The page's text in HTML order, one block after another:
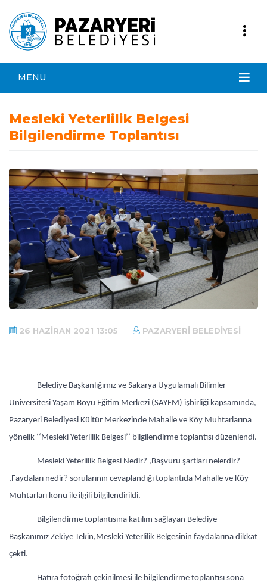
MENÜ
Mesleki Yeterlilik Belgesi
Bilgilendirme Toplantısı
26 HAZIRAN 2021 13:05 PAZARYERI BELEDIYESI
Belediye Başkanlığımız ve Sakarya Uygulamalı Bilimler
Üniversitesi Yaşam Boyu Eğitim Merkezi (SAYEM) işbirliği kapsamında,
Pazaryeri Belediyesi Kültür Merkezinde Mahalle ve Köy Muhtarlarına
yönelik ‘‘Mesleki Yeterlilik Belgesi’’ bilgilendirme toplantısı düzenlendi.
Mesleki Yeterlilik Belgesi Nedir? ,Başvuru şartları nelerdir?
,Faydaları nedir? sorularının cevaplandığı toplantıda Mahalle ve Köy
Muhtarları konu ile ilgili bilgilendirildi.
Bilgilendirme toplantısına katılım sağlayan Belediye
Başkanımız Zekiye Tekin,Mesleki Yeterlilik Belgesinin faydalarına dikkat
çekti.
Hatıra fotoğrafı çekinilmesi ile bilgilendirme toplantısı sona